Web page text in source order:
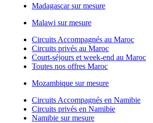
Madagascar sur mesure
Malawi sur mesure
Circuits Accompagnés au Maroc
Circuits privés au Maroc
Court-séjours et week-end au Maroc
Toutes nos offres Maroc
Mozambique sur mesure
Circuits Accompagnés en Namibie
Circuits privés en Namibie
Namibie sur mesure